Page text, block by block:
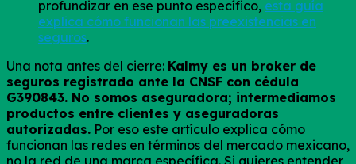
profundizar en ese punto específico, esta guía
explica cómo funcionan las preexistencias en
seguros.
Una nota antes del cierre: Kalmy es un broker de
seguros registrado ante la CNSF con cédula
G390843. No somos aseguradora; intermediamos
productos entre clientes y aseguradoras
autorizadas. Por eso este artículo explica cómo
funcionan las redes en términos del mercado mexicano,
no la red de una marca específica. Si quieres entender